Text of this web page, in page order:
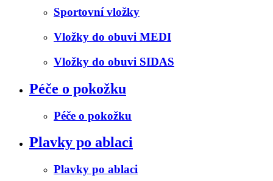
Sportovní vložky
Vložky do obuvi MEDI
Vložky do obuvi SIDAS
Péče o pokožku
Péče o pokožku
Plavky po ablaci
Plavky po ablaci